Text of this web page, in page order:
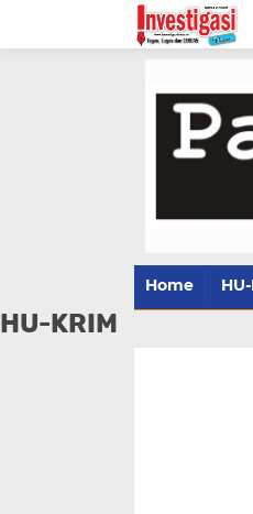
Home
HU-KRIM